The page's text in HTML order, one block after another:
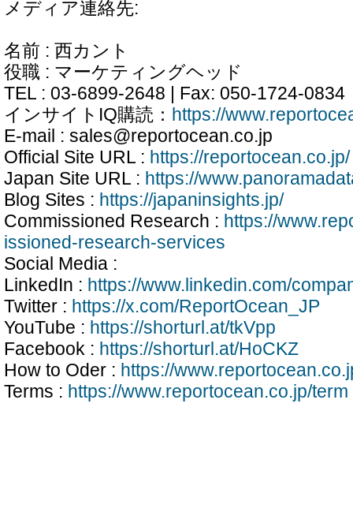
メディア連絡先:
名前 : 西カント
役職 : マーケティングヘッド
TEL : 03-6899-2648 | Fax: 050-1724-0834
インサイトIQ購読： https://
E-mail : sales@reportocean.co.jp
Official Site URL : https://reportocean.co.jp/
Japan Site URL : https://
Blog Sites : https://japaninsights.jp/
Commissioned Research : https://
issioned-research-services
Social Media :
LinkedIn : https://www.linkedin.com/
Twitter : https://x.com/ReportOcean_JP
YouTube : https://shorturl.at/tkVpp
Facebook : https://shorturl.at/HoCKZ
How to Oder : https://
Terms : https://www.reportocean.co.jp/term